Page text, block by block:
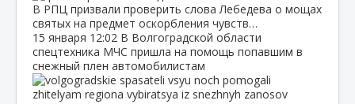
В РПЦ призвали проверить слова Лебедева о мощах
святых на предмет оскорбления чувств…
15 января 12:02 В Волгоградской области
спецтехника МЧС пришла на помощь попавшим в
снежный плен автомобилистам